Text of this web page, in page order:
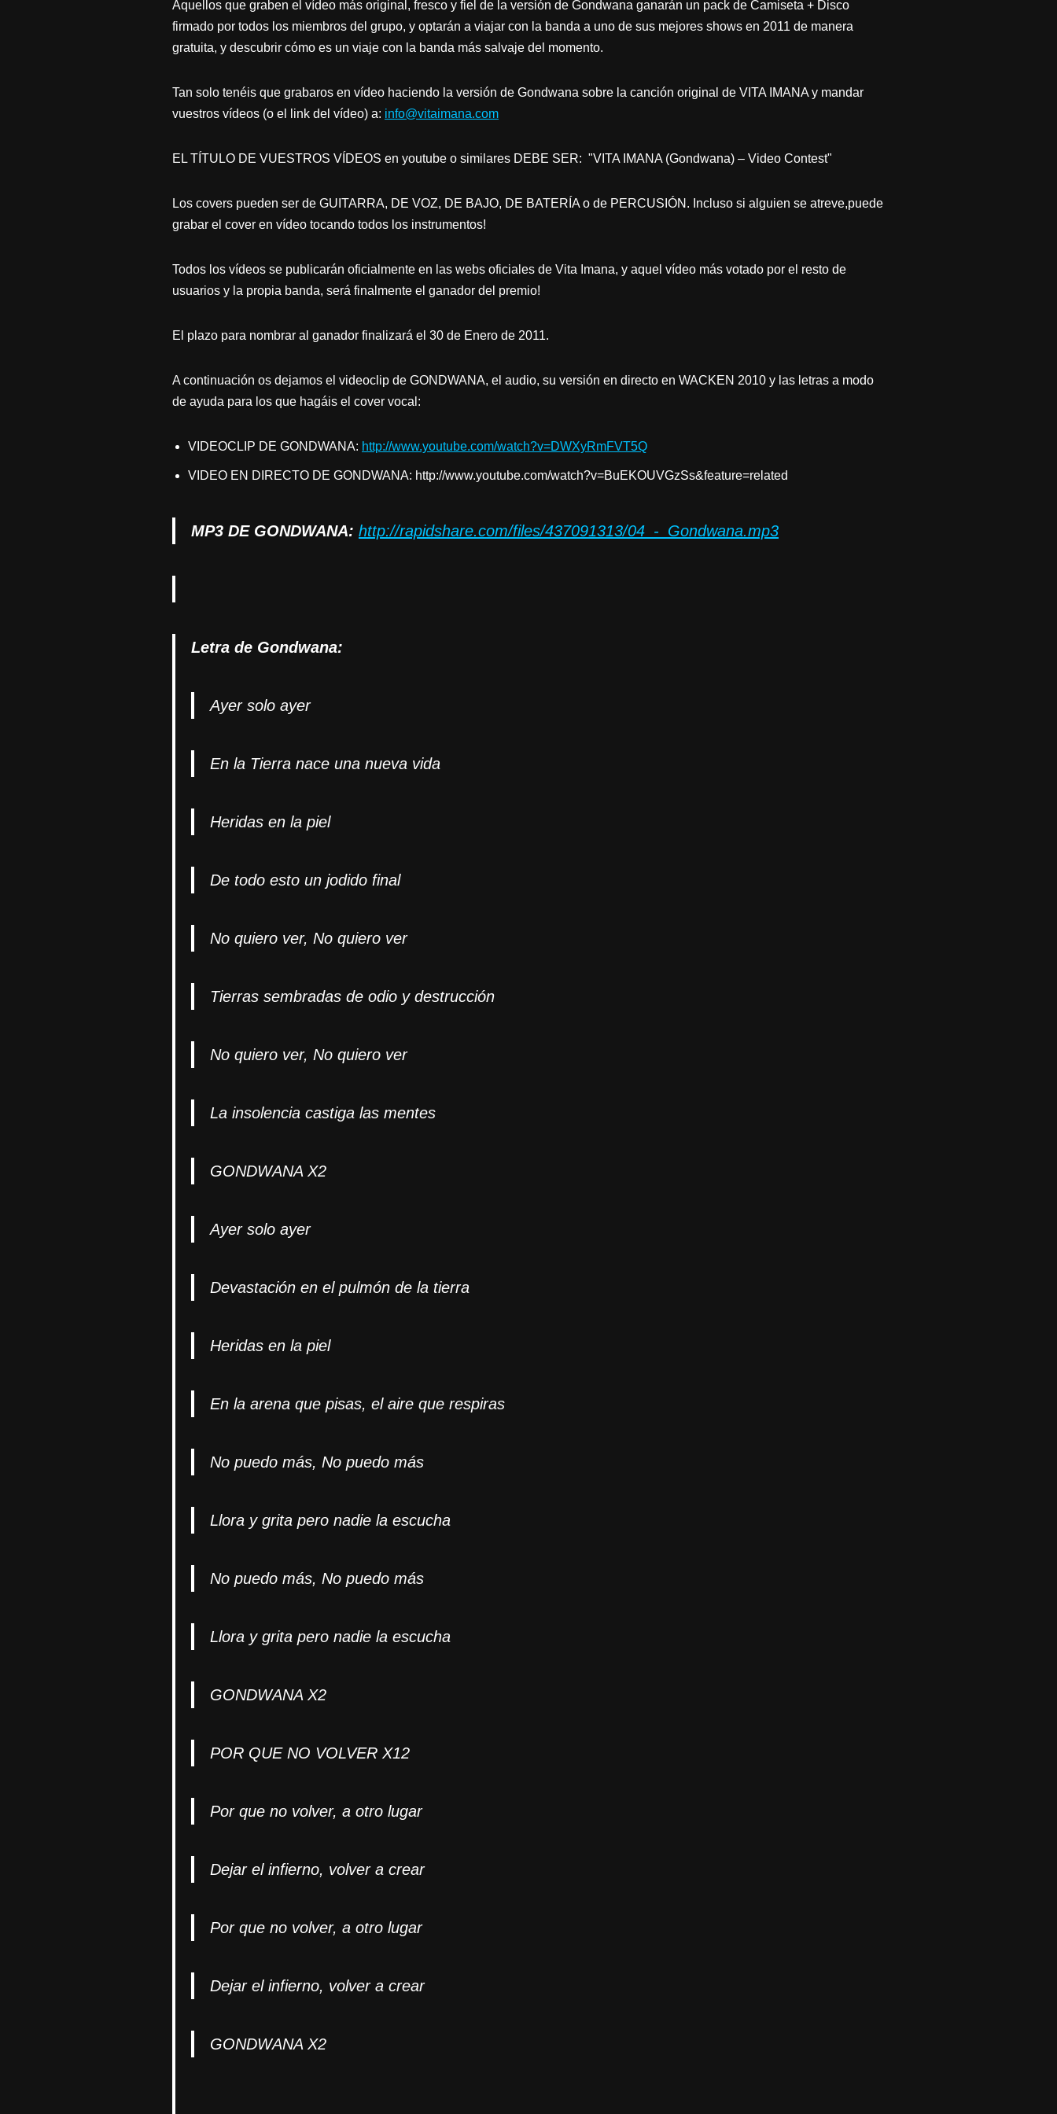
Aquellos que graben el vídeo más original, fresco y fiel de la versión de Gondwana ganarán un pack de Camiseta + Disco
firmado por todos los miembros del grupo, y optarán a viajar con la banda a uno de sus mejores shows en 2011 de manera
gratuita, y descubrir cómo es un viaje con la banda más salvaje del momento.
Tan solo tenéis que grabaros en vídeo haciendo la versión de Gondwana sobre la canción original de VITA IMANA y mandar
vuestros vídeos (o el link del vídeo) a: info@vitaimana.com
EL TÍTULO DE VUESTROS VÍDEOS en youtube o similares DEBE SER: "VITA IMANA (Gondwana) – Video Contest"
Los covers pueden ser de GUITARRA, DE VOZ, DE BAJO, DE BATERÍA o de PERCUSIÓN. Incluso si alguien se atreve,puede
grabar el cover en vídeo tocando todos los instrumentos!
Todos los vídeos se publicarán oficialmente en las webs oficiales de Vita Imana, y aquel vídeo más votado por el resto de
usuarios y la propia banda, será finalmente el ganador del premio!
El plazo para nombrar al ganador finalizará el 30 de Enero de 2011.
A continuación os dejamos el videoclip de GONDWANA, el audio, su versión en directo en WACKEN 2010 y las letras a modo
de ayuda para los que hagáis el cover vocal:
VIDEOCLIP DE GONDWANA: http://www.youtube.com/watch?v=DWXyRmFVT5Q
VIDEO EN DIRECTO DE GONDWANA: http://www.youtube.com/watch?v=BuEKOUVGzSs&feature=related
MP3 DE GONDWANA: http://rapidshare.com/files/437091313/04_-_Gondwana.mp3
Letra de Gondwana:
Ayer solo ayer
En la Tierra nace una nueva vida
Heridas en la piel
De todo esto un jodido final
No quiero ver, No quiero ver
Tierras sembradas de odio y destrucción
No quiero ver, No quiero ver
La insolencia castiga las mentes
GONDWANA X2
Ayer solo ayer
Devastación en el pulmón de la tierra
Heridas en la piel
En la arena que pisas, el aire que respiras
No puedo más, No puedo más
Llora y grita pero nadie la escucha
No puedo más, No puedo más
Llora y grita pero nadie la escucha
GONDWANA X2
POR QUE NO VOLVER X12
Por que no volver, a otro lugar
Dejar el infierno, volver a crear
Por que no volver, a otro lugar
Dejar el infierno, volver a crear
GONDWANA X2